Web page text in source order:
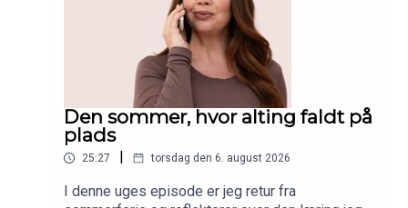
Den sommer, hvor alting faldt på
plads
25:27 torsdag den 6. august 2026
I denne uges episode er jeg retur fra